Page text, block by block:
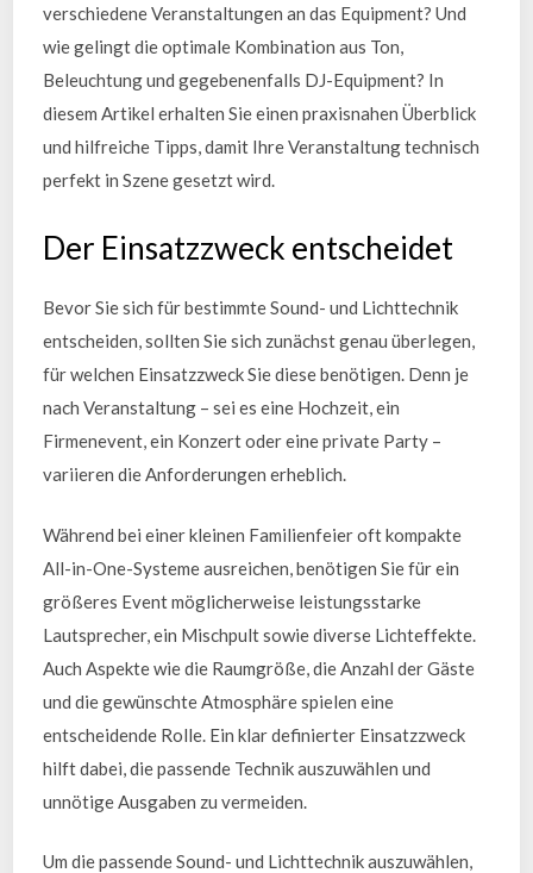
verschiedene Veranstaltungen an das Equipment? Und
wie gelingt die optimale Kombination aus Ton,
Beleuchtung und gegebenenfalls DJ-Equipment? In
diesem Artikel erhalten Sie einen praxisnahen Überblick
und hilfreiche Tipps, damit Ihre Veranstaltung technisch
perfekt in Szene gesetzt wird.
Der Einsatzzweck entscheidet
Bevor Sie sich für bestimmte Sound- und Lichttechnik
entscheiden, sollten Sie sich zunächst genau überlegen,
für welchen Einsatzzweck Sie diese benötigen. Denn je
nach Veranstaltung – sei es eine Hochzeit, ein
Firmenevent, ein Konzert oder eine private Party –
variieren die Anforderungen erheblich.
Während bei einer kleinen Familienfeier oft kompakte
All-in-One-Systeme ausreichen, benötigen Sie für ein
größeres Event möglicherweise leistungsstarke
Lautsprecher, ein Mischpult sowie diverse Lichteffekte.
Auch Aspekte wie die Raumgröße, die Anzahl der Gäste
und die gewünschte Atmosphäre spielen eine
entscheidende Rolle. Ein klar definierter Einsatzzweck
hilft dabei, die passende Technik auszuwählen und
unnötige Ausgaben zu vermeiden.
Um die passende Sound- und Lichttechnik auszuwählen,